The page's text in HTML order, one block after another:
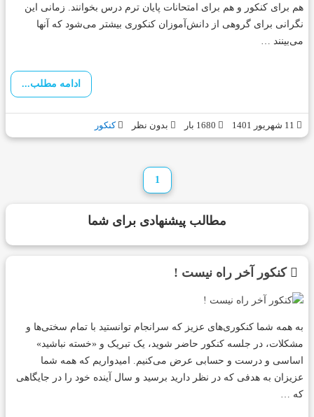
هم برای کنکور و هم برای امتحانات پایان ترم درس بخوانند. زمانی این
نگرانی برای گروهی از دانش‌آموزان کنکوری بیشتر می‌شود که آنها
می‌بینند …
ادامه مطلب...
بدون نظر کنکور
1
مطالب پیشنهادی برای شما
کنکور آخر راه نیست !
به همه شما کنکوری‌های عزیز که سرانجام توانستید با تمام سختی‌ها و
مشکلات، در جلسه کنکور حاضر شوید، یک تبریک و «خسته نباشید»
اساسی و درست و حسابی عرض می‌کنیم. امیدواریم که همه شما
عزیزان به هدفی که در نظر دارید برسید و سال آینده خود را در جایگاهی
که …